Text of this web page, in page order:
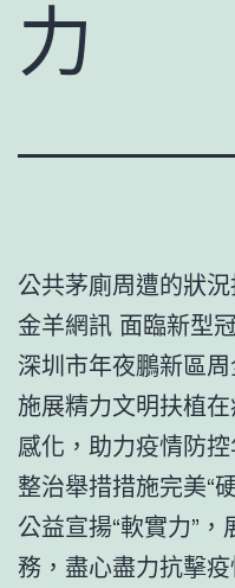
力
公共茅廁周遭的狀
金羊網訊 面臨新型
深圳市年夜鵬新區
施展精力文明扶植
感化，助力疫情防
整治舉措措施完美“
公益宣揚“軟實力”
務，盡心盡力抗擊疫